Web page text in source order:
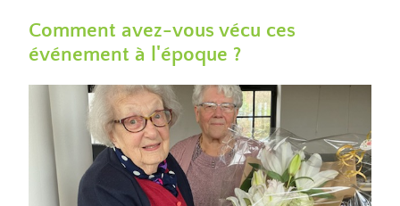
Comment avez-vous vécu ces
événement à l'époque ?